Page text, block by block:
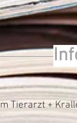
Tierarzt +